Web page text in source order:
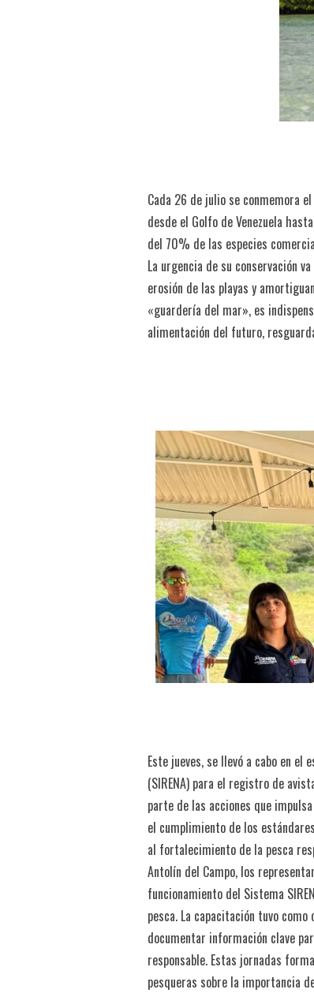
Cada 26 de julio se conmemora
desde el Golfo de Venezuela
del 70% de las especies
La urgencia de su conservación
erosión de las playas y
«guardería del mar», es
alimentación del futuro,
Este jueves, se llevó a cabo en
(SIRENA) para el registro de
parte de las acciones que
el cumplimiento de los
al fortalecimiento de la pesca
Antolín del Campo, los
funcionamiento del Sistema
pesca. La capacitación tuvo
documentar información clave
responsable. Estas jornadas
pesqueras sobre la importancia